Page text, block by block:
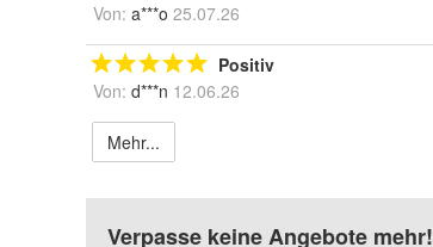
Von: a***o 25.07.26
Positiv
Von: d***n 12.06.26
Mehr...
Verpasse keine Angebote mehr!